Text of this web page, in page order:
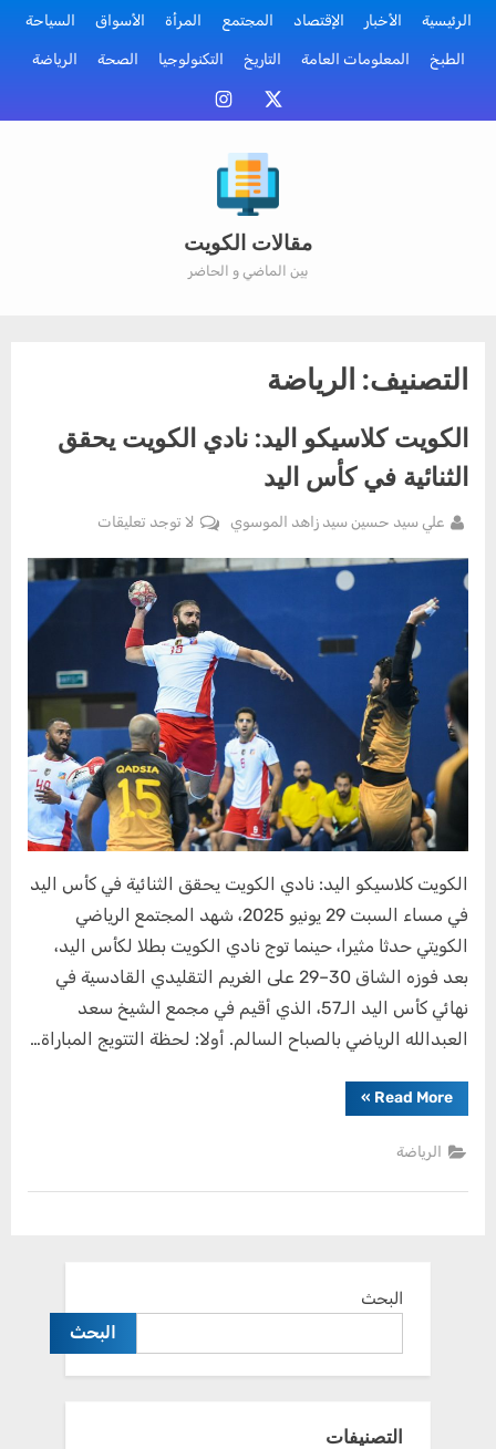
Skip
content
الرئيسية الأخبار الإقتصاد المجتمع المرأة الأسواق السياحة
الطبخ المعلومات العامة التاريخ التكنولوجيا الصحة الرياضة
منصة
أكس
إنستقرام
مقالات الكويت
بين الماضي و الحاضر
التصنيف: الرياضة
الكويت كلاسيكو اليد: نادي الكويت يحقق
الثنائية في كأس اليد
on
2025
By
علي سيد حسين سيد زاهد الموسوي لا توجد تعليقاتعلى
كلاسيكو
يحقق
الثنائية
في
كأس
اليد
الكويت كلاسيكو اليد: نادي الكويت يحقق الثنائية في كأس اليد
في مساء السبت 29 يونيو 2025، شهد المجتمع الرياضي
الكويتي حدثا مثيرا، حينما توج نادي الكويت بطلا لكأس اليد،
بعد فوزه الشاق 30–29 على الغريم التقليدي القادسية في
نهائي كأس اليد الـ57، الذي أقيم في مجمع الشيخ سعد
العبدالله الرياضي بالصباح السالم. أولا: لحظة التتويج المباراة…
Read More “الكويت
كلاسيكو
الثنائية
»
الرياضة
البحث
البحث
التصنيفات